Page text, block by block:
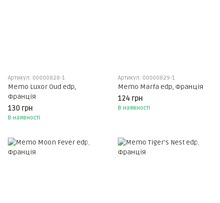
Артикул: 00000828-1
Memo Luxor Oud edp,
Франція
130 грн
В наявності
Артикул: 00000829-1
Memo Marfa edp, Франція
124 грн
В наявності